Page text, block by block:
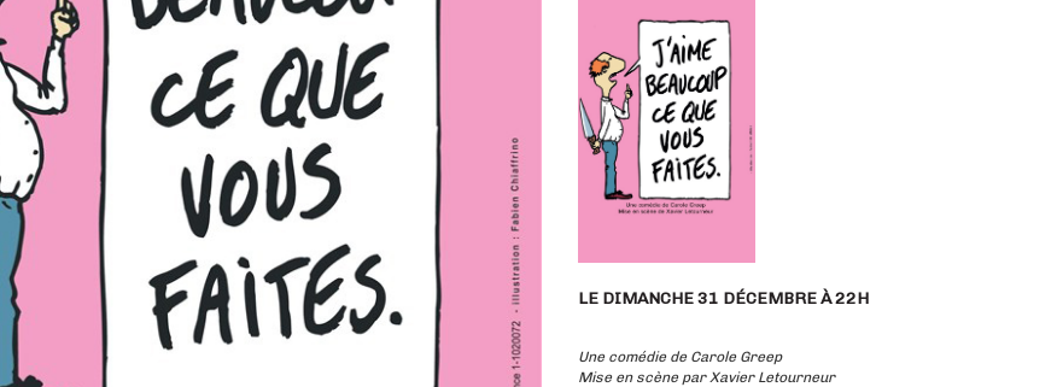
LE DIMANCHE 31 DÉCEMBRE À 22H
Une comédie de Carole Greep
Mise en scène par Xavier Letourneur